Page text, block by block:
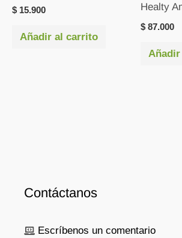
$ 15.900
Añadir al carrito
Healty
$ 87.000
Contáctanos
Escríbenos un comentario